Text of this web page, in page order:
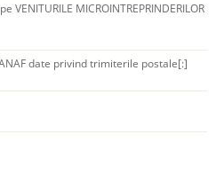
MICROINTREPRINDERILOR
date privind trimiterile postale[:]